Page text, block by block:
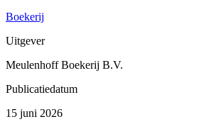
Boekerij
Uitgever
Meulenhoff Boekerij B.V.
Publicatiedatum
15 juni 2026